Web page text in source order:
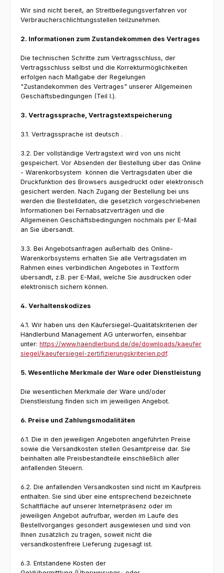
Wir sind nicht bereit, an Streitbeilegungsverfahren vor
Verbraucherschlichtungsstellen teilzunehmen.
2. Informationen zum Zustandekommen des Vertrages
Die technischen Schritte zum Vertragsschluss, der
Vertragsschluss selbst und die Korrekturmöglichkeiten
erfolgen nach Maßgabe der Regelungen
"Zustandekommen des Vertrages" unserer Allgemeinen
Geschäftsbedingungen (Teil I.).
3. Vertragssprache, Vertragstextspeicherung
3.1. Vertragssprache ist deutsch .
3.2. Der vollständige Vertragstext wird von uns nicht
gespeichert. Vor Absenden der Bestellung über das Online
- Warenkorbsystem können die Vertragsdaten über die
Druckfunktion des Browsers ausgedruckt oder elektronisch
gesichert werden. Nach Zugang der Bestellung bei uns
werden die Bestelldaten, die gesetzlich vorgeschriebenen
Informationen bei Fernabsatzverträgen und die
Allgemeinen Geschäftsbedingungen nochmals per E-Mail
an Sie übersandt.
3.3. Bei Angebotsanfragen außerhalb des Online-
Warenkorbsystems erhalten Sie alle Vertragsdaten im
Rahmen eines verbindlichen Angebotes in Textform
übersandt, z.B. per E-Mail, welche Sie ausdrucken oder
elektronisch sichern können.
4. Verhaltenskodizes
4.1. Wir haben uns den Käufersiegel-Qualitätskriterien der
Händlerbund Management AG unterworfen, einsehbar
unter: https://www.haendlerbund.de/de/downloads/kaeufer
siegel/kaeufersiegel-zertifizierungskriterien.pdf.
5. Wesentliche Merkmale der Ware oder Dienstleistung
Die wesentlichen Merkmale der Ware und/oder
Dienstleistung finden sich im jeweiligen Angebot.
6. Preise und Zahlungsmodalitäten
6.1. Die in den jeweiligen Angeboten angeführten Preise
sowie die Versandkosten stellen Gesamtpreise dar. Sie
beinhalten alle Preisbestandteile einschließlich aller
anfallenden Steuern.
6.2. Die anfallenden Versandkosten sind nicht im Kaufpreis
enthalten. Sie sind über eine entsprechend bezeichnete
Schaltfläche auf unserer Internetpräsenz oder im
jeweiligen Angebot aufrufbar, werden im Laufe des
Bestellvorganges gesondert ausgewiesen und sind von
Ihnen zusätzlich zu tragen, soweit nicht die
versandkostenfreie Lieferung zugesagt ist.
6.3. Entstandene Kosten der